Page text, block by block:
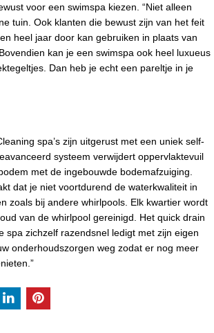
voor een swimspa kiezen. “Niet alleen
tuin. Ook klanten die bewust zijn van het feit
heel jaar door kan gebruiken in plaats van
kan je een swimspa ook heel luxueus
Dan heb je echt een pareltje in je
spa’s zijn uitgerust met een uniek self-
systeem verwijdert oppervlaktevuil
met de ingebouwde bodemafzuiging.
dat je niet voortdurend de waterkwaliteit in
zoals bij andere whirlpools. Elk kwartier wordt
van de whirlpool gereinigd. Het quick drain
spa zichzelf razendsnel ledigt met zijn eigen
onderhoudszorgen weg zodat er nog meer